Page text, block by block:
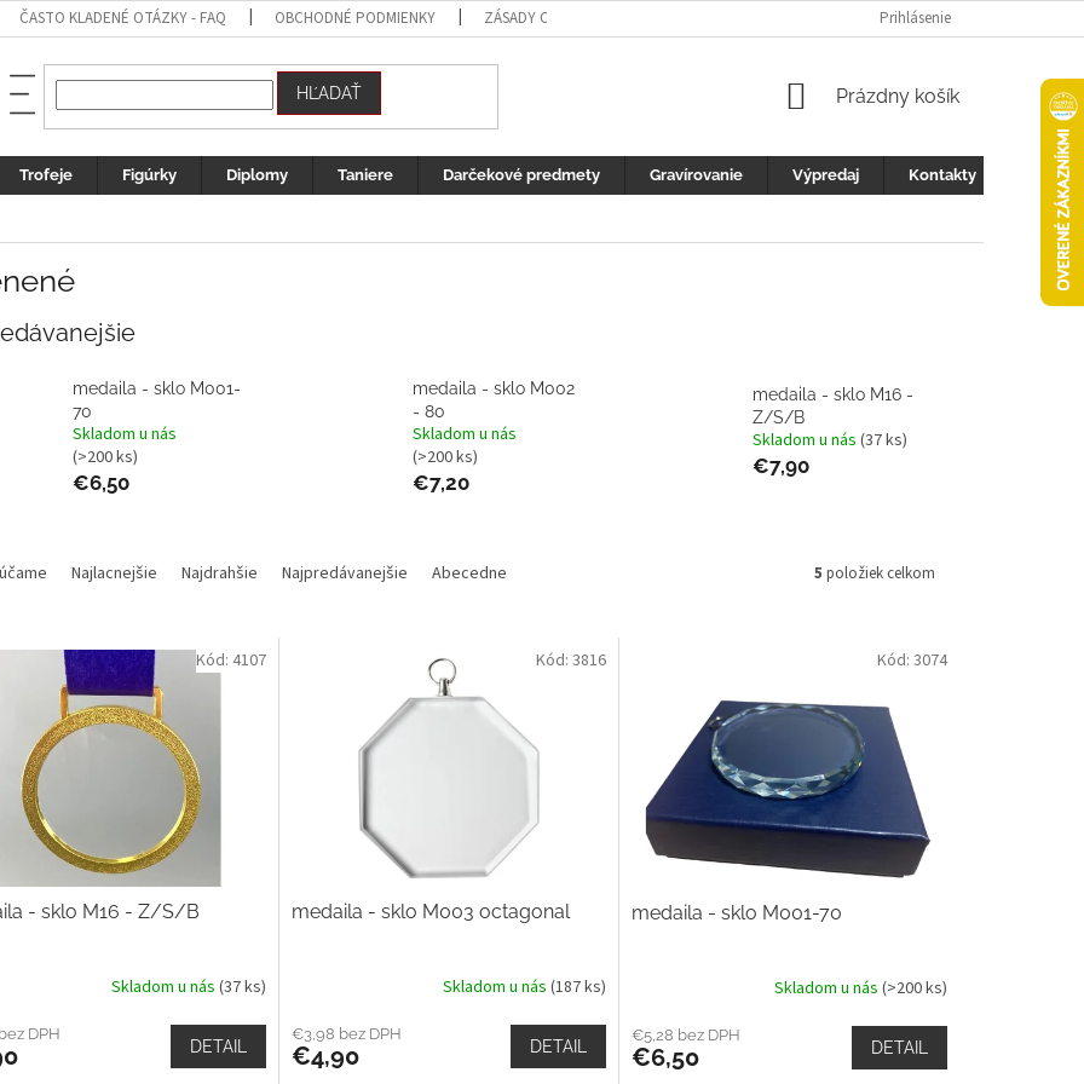
ČASTO KLADENÉ OTÁZKY - FAQ OBCHODNÉ PODMIENKY ZÁSADY OCHRANY OSOBNÝCH ÚDAJOV FOTOGALERIA KONTAKTY
Prihlásenie
HĽADAŤ
NÁKUPNÝ
Prázdny košík
Trofeje Figúrky Diplomy Taniere Darčekové predmety Gravírovanie Výpredaj Kontakty
medaila - sklo M001-
70
Skladom u nás
(>200 ks)
€6,50
medaila - sklo M002
- 80
Skladom u nás
(>200 ks)
€7,20
medaila - sklo M16 -
Z/S/B
Skladom u nás (37 ks)
€7,90
Najlacnejšie Najdrahšie Najpredávanejšie Abecedne 5 položiek celkom
- sklo M16 - Z/S/B
Skladom u nás (37 ks)
DPH
DETAIL
Kód: 4107
medaila - sklo M003 octagonal
Skladom u nás (187 ks)
€3,98 bez DPH
€4,90 DETAIL
Kód: 3816
medaila - sklo M001-70
Skladom u nás (>200 ks)
€5,28 bez DPH
€6,50 DETAIL
Kód: 3074